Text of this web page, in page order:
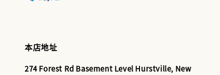
本店地址
274 Forest Rd Basement Level Hurstville, New